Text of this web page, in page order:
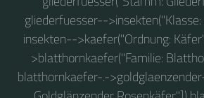
gliederfuesser-->insekten("Klasse:
insekten-->kaefer("Ordnung:
>blatthornkaefer("Familie:
blatthornkaefer-.-